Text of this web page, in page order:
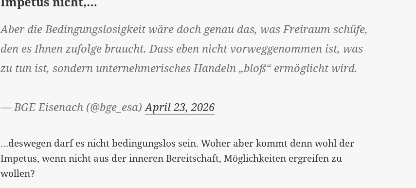
Aber die Bedingungslosigkeit wäre doch genau das, was Freiraum schüfe,
den es Ihnen zufolge braucht. Dass eben nicht vorweggenommen ist, was
zu tun ist, sondern unternehmerisches Handeln „bloß“ ermöglicht wird.
— BGE Eisenach (@bge_esa)April 23, 2026
…deswegen darf es nicht bedingungslos sein. Woher aber kommt denn wohl der
Impetus, wenn nicht aus der inneren Bereitschaft, Möglichkeiten ergreifen zu
wollen?